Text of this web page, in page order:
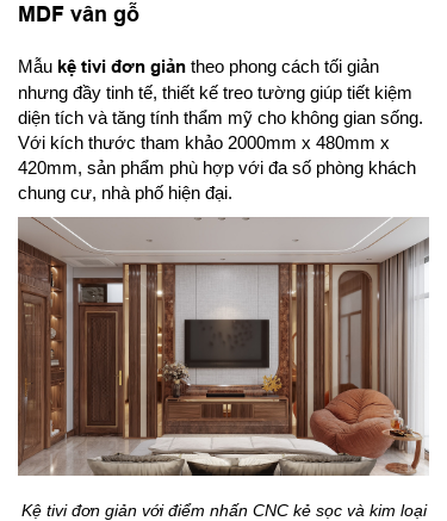
MDF vân gỗ
Mẫu kệ tivi đơn giản theo phong cách tối giản
nhưng đầy tinh tế, thiết kế treo tường giúp tiết kiệm
diện tích và tăng tính thẩm mỹ cho không gian sống.
Với kích thước tham khảo 2000mm x 480mm x
420mm, sản phẩm phù hợp với đa số phòng khách
chung cư, nhà phố hiện đại.
Kệ tivi đơn giản với điểm nhấn CNC kẻ sọc và kim loại